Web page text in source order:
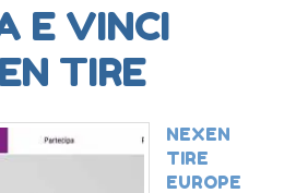
E VINCI
TIRE
NEXEN
TIRE
EUROPE